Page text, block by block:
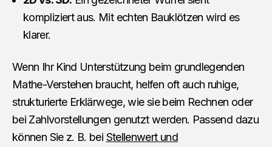
kompliziert aus. Mit echten Bauklötzen wird es
klarer.
Wenn Ihr Kind Unterstützung beim grundlegenden
Mathe-Verstehen braucht, helfen oft auch ruhige,
strukturierte Erklärwege, wie sie beim Rechnen oder
bei Zahlvorstellungen genutzt werden. Passend dazu
können Sie z. B. bei Stellenwert und